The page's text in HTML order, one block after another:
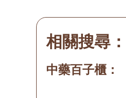
相關搜尋：
中藥百子櫃：